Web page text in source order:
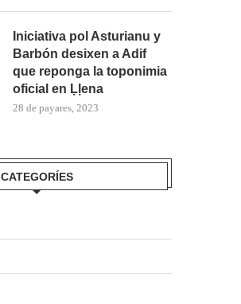
Iniciativa pol Asturianu y
Barbón desixen a Adif
que reponga la toponimia
oficial en Ḷḷena
28 de payares, 2023
CATEGORÍES